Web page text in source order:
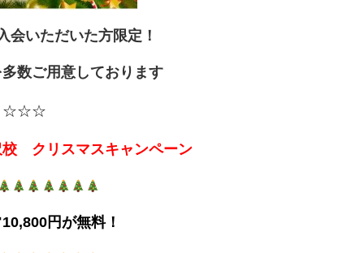
会いただいた方限定！
多数ご用意しております
☆☆☆
校 クリスマスキャンペーン
円が無料！